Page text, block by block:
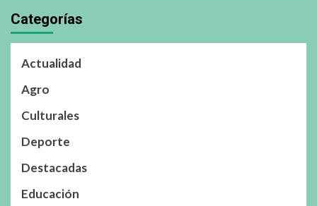
Categorías
Actualidad
Agro
Culturales
Deporte
Destacadas
Educación